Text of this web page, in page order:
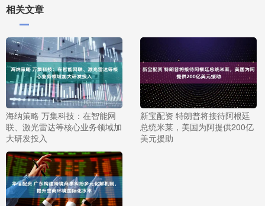
相关文章
海纳策略 万集科技：在智能网
联、激光雷达等核心业务领域加
大研发投入
新宝配资 特朗普将接待阿根廷
总统米莱，美国为阿提供200亿
美元援助